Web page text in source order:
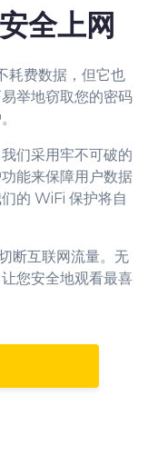
安全上网
耗费数据，但它也
举地窃取您的密码
们采用牢不可破的
能来保障用户数据
的 WiFi 保护将自
断互联网流量。无
您安全地观看最喜